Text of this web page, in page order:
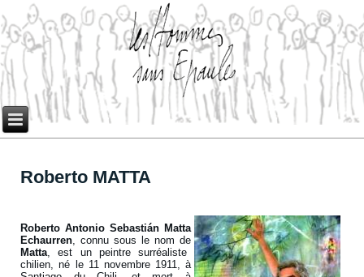
Roberto MATTA
Roberto Antonio Sebastián Matta
Echaurren, connu sous le nom de
Matta, est un peintre surréaliste
chilien, né le 11 novembre 1911, à